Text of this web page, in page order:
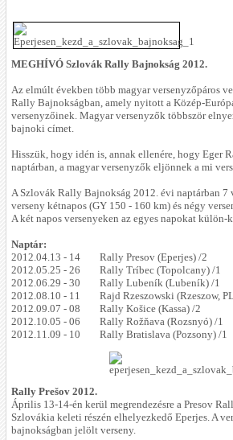
MEGHÍVÓ Szlovák Rally Bajnokság 2012.
Az elmúlt években több magyar versenyzőpáros
Rally Bajnokságban, amely nyitott a Közép-
versenyzőinek. Magyar versenyzők többször
bajnoki címet.
Hisszük, hogy idén is, annak ellenére, hogy Eger
naptárban, a magyar versenyzők eljönnek a mi
A Szlovák Rally Bajnokság 2012. évi naptárban 7
verseny kétnapos (GY 150 - 160 km) és négy
A két napos versenyeken az egyes napokat
Naptár:
2012.04.13 - 14 Rally Presov (Eperjes) /2
2012.05.25 - 26 Rally Tríbec (Topolcany) /1
2012.06.29 - 30 Rally Lubeník (Lubeník) /1
2012.08.10 - 11 Rajd Rzeszowski (Rzeszow,
2012.09.07 - 08 Rally Košice (Kassa) /2
2012.10.05 - 06 Rally Rožňava (Rozsnyó) /1
2012.11.09 - 10 Rally Bratislava (Pozsony) /1
Rally Prešov 2012.
Április 13-14-én kerül megrendezésre a Presov
Szlovákia keleti részén elhelyezkedő Eperjes. A
bajnokságban jelölt verseny.